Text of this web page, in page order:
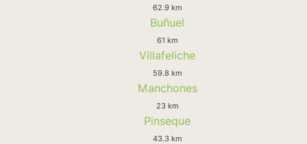
62.9 km
Buñuel
61 km
Villafeliche
59.8 km
Manchones
23 km
Pinseque
43.3 km